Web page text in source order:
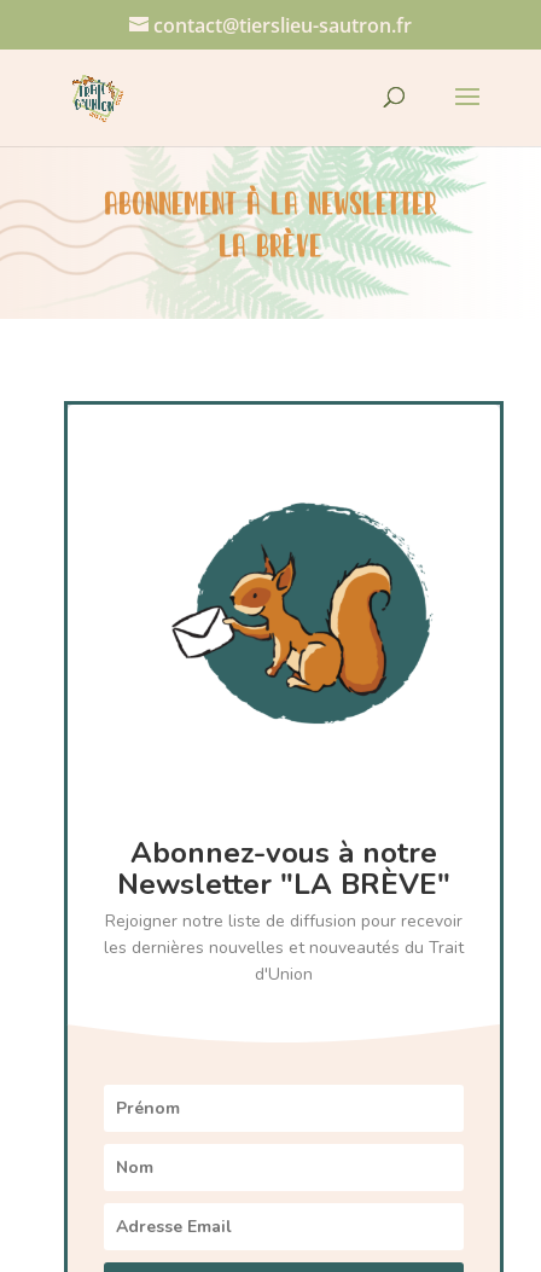
contact@tierslieu-sautron.fr
Abonnement à la Newsletter
La BRÈVE
Abonnez-vous à notre
Newsletter "LA BRÈVE"
Rejoigner notre liste de diffusion pour recevoir
les dernières nouvelles et nouveautés du Trait
d'Union